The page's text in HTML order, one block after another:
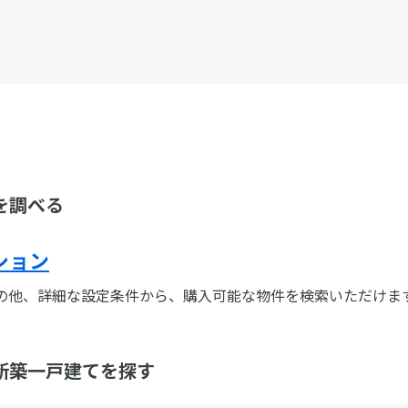
調べる
ョン
、詳細な設定条件から、購入可能な物件を検索いただけま
築一戸建てを探す